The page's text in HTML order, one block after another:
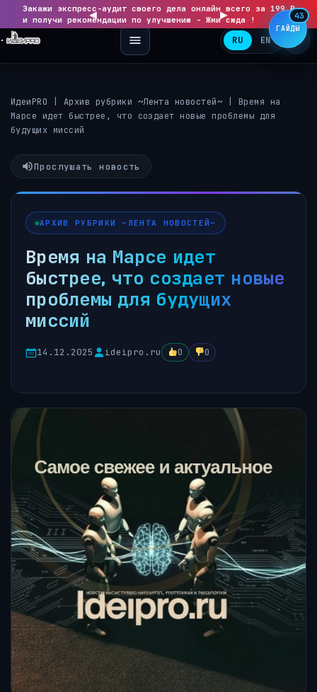
◀
Закажи экспресс-аудит своего дела онлайн всего за 199 ₽
и получи рекомендации по улучшению - Жми сюда !
▶
RU EN
ИдеиPRO Архив рубрики ~Лента новостей~
Время на
Марсе идет быстрее, что создает новые проблемы для
будущих миссий
Прослушать новость
АРХИВ РУБРИКИ ~ЛЕНТА НОВОСТЕЙ~
Время на Марсе идет
быстрее, что создает новые
проблемы для будущих
миссий
14.12.2025 ideipro.ru 0 0
ГАЙДЫ
43